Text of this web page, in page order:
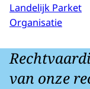
Landelijk Parket
Organisatie
van onze